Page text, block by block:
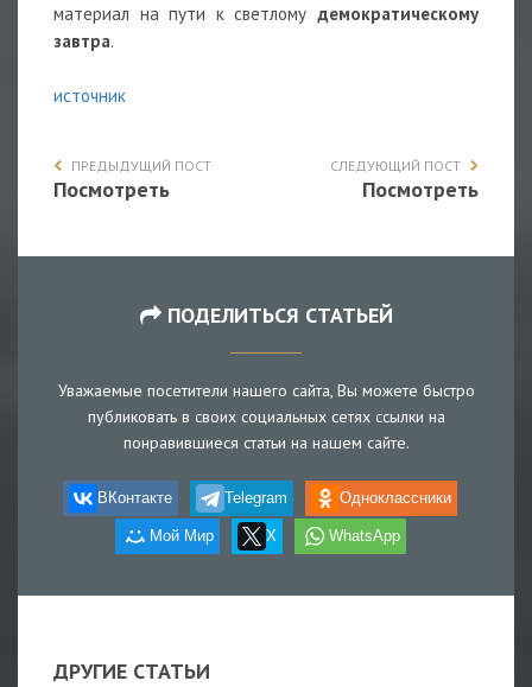
материал на пути к светлому демократическому
завтра.
источник
ПРЕДЫДУЩИЙ ПОСТ
Посмотреть
СЛЕДУЮЩИЙ ПОСТ
Посмотреть
ПОДЕЛИТЬСЯ СТАТЬЕЙ
Уважаемые посетители нашего сайта, Вы можете быстро
публиковать в своих социальных сетях ссылки на
понравившиеся статьи на нашем сайте.
ВКонтакте Telegram Одноклассники
Мой Мир X WhatsApp
ДРУГИЕ СТАТЬИ